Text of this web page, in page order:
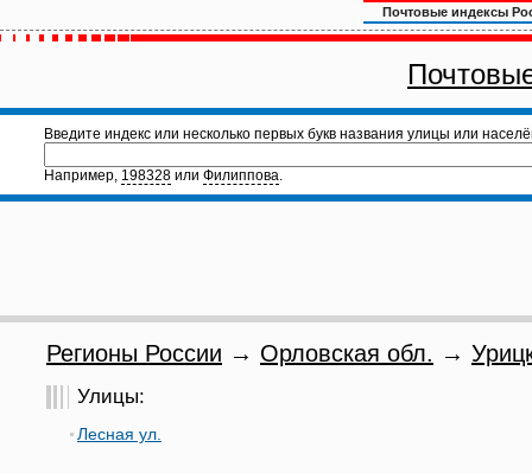
Почтовые индексы
Введите индекс или несколько первых букв названия улицы или
Например, 198328 или Филиппова.
Регионы России → Орловская обл. →
Улицы:
Лесная ул.